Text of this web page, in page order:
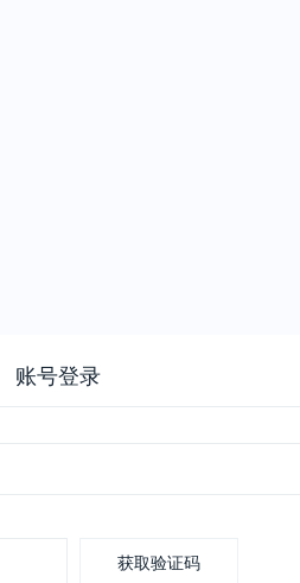
账号登录
获取验证码